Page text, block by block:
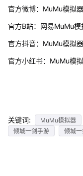
官方微博：MuMu模拟器
官方B站：网易MuMu
官方抖音：MuMu模拟器
官方小红书：MuMu模
关键词: MuMu模拟器
倾城一剑手游
倾城